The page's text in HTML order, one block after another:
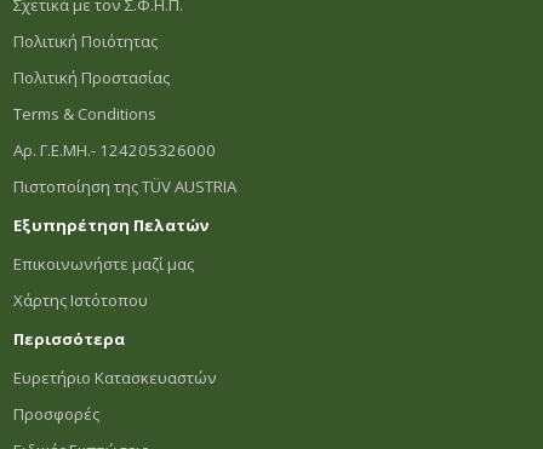
Σχετικά με τον Σ.Φ.Η.Π.
Πολιτική Ποιότητας
Πολιτική Προστασίας
Terms & Conditions
Αρ. Γ.Ε.ΜΗ.- 124205326000
Πιστοποίηση της TÜV AUSTRIA
Εξυπηρέτηση Πελατών
Επικοινωνήστε μαζί μας
Χάρτης Ιστότοπου
Περισσότερα
Ευρετήριο Κατασκευαστών
Προσφορές